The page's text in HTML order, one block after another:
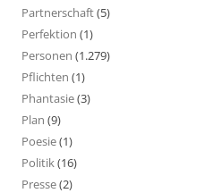
Partnerschaft(5)
Perfektion (1)
Personen (1.279)
Pflichten (1)
Phantasie(3)
Plan (9)
Poesie(1)
Politik(16)
Presse(2)